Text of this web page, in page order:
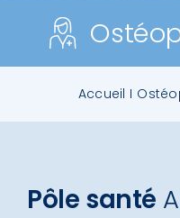
Conseils
ContactAccueil
Pôle santé